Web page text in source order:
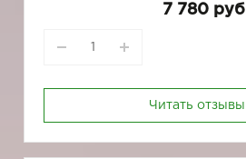
7 780 руб
Читать отзывы